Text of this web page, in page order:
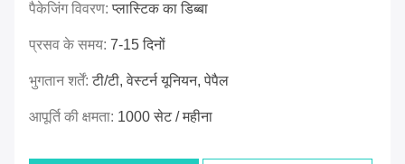
पैकेजिंग विवरण:प्लास्टिक का डिब्बा
प्रसव के समय: 7-15 दिनों
भुगतान शर्तें:टी/टी, वेस्टर्न यूनियन, पेपैल
आपूर्ति की क्षमता: 1000 सेट / महीना